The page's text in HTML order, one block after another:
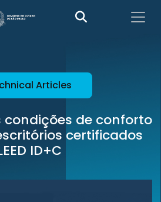
Articles
de conforto
certificados
ID+C